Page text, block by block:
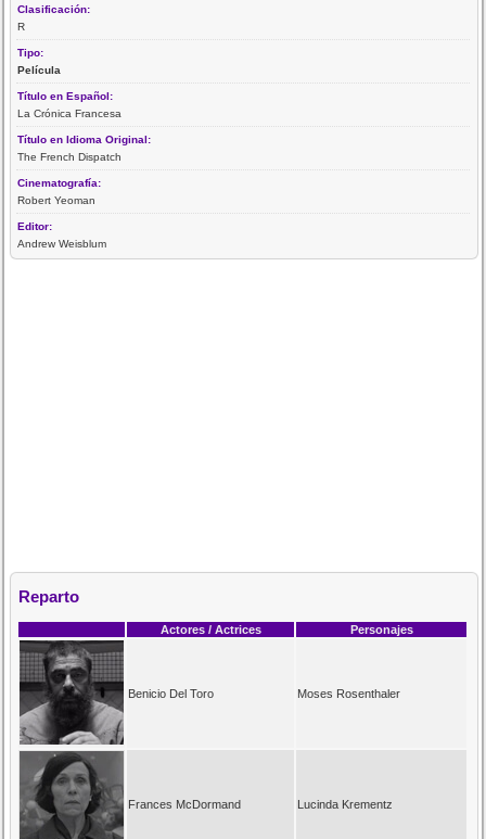
Clasificación:
R
Tipo:
Película
Título en Español:
La Crónica Francesa
Título en Idioma Original:
The French Dispatch
Cinematografía:
Robert Yeoman
Editor:
Andrew Weisblum
Reparto
Actores / Actrices Personajes
Benicio Del Toro Moses Rosenthaler
Frances McDormand Lucinda Krementz